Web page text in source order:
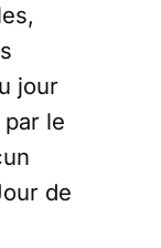
jour
le
de